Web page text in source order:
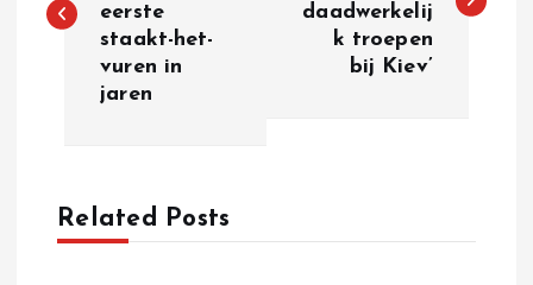
s
a
v
eerste
staakt-het-
vuren in
jaren
daadwerkelij
k troepen
bij Kiev’
Related Posts